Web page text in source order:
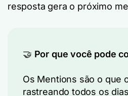
resposta gera o próximo
🤝 Por que você pode
Os Mentions são o que
rastreando todos os